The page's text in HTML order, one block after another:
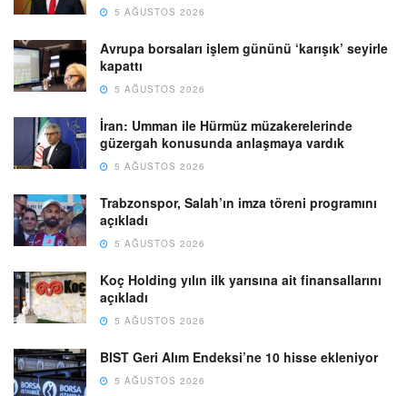
5 AĞUSTOS 2026
Avrupa borsaları işlem gününü ‘karışık’ seyirle
kapattı
5 AĞUSTOS 2026
İran: Umman ile Hürmüz müzakerelerinde
güzergah konusunda anlaşmaya vardık
5 AĞUSTOS 2026
Trabzonspor, Salah’ın imza töreni programını
açıkladı
5 AĞUSTOS 2026
Koç Holding yılın ilk yarısına ait finansallarını
açıkladı
5 AĞUSTOS 2026
BIST Geri Alım Endeksi’ne 10 hisse ekleniyor
5 AĞUSTOS 2026